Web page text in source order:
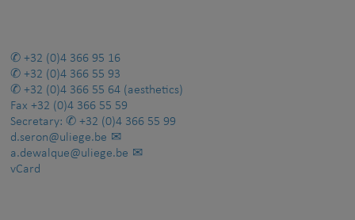
+32 (0)4 366 95 16
+32 (0)4 366 55 93
+32 (0)4 366 55 64 (aesthetics)
Fax +32 (0)4 366 55 59
Secretary:
+32 (0)4 366 55 99
d.seron@uliege.be
a.dewalque@uliege.be
vCard